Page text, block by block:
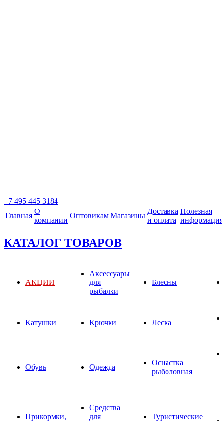
+7 495 445 3184
Главная
О
компании
Оптовикам Магазины
Доставка
и оплата
Полезная
КАТАЛОГ ТОВАРОВ
АКЦИИ
Аксессуары
для
рыбалки
Блесны
Катушки Крючки Леска
Обувь Одежда
Оснастка
рыболовная
Прикормки,
Средства
для
Туристические